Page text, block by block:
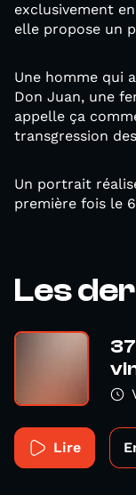
exclusivement
elle propose un
Une homme qui
Don Juan, une
appelle ça
transgression
Un portrait
première fois le
Les
Lire